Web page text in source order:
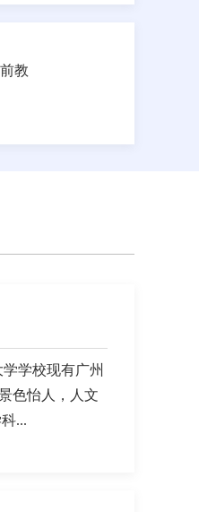
教
学校现有广州
色怡人，人文
...